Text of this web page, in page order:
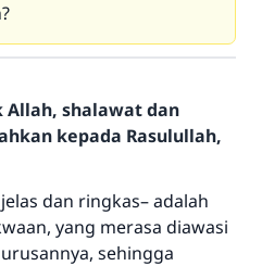
Allah, shalawat dan
kepada Rasulullah,
dan ringkas– adalah
yang merasa diawasi
sehingga